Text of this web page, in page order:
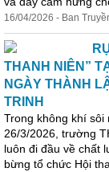
16/04/2026 - Ban
THANH NIÊN”
NGÀY THÀNH
TRINH
Trong không khí sôi
26/3/2026, trường
luôn đi đầu về chất
bừng tổ chức Hội